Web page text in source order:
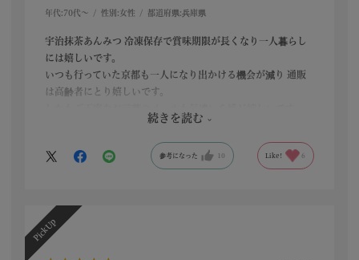
年代: 70代～ 性別: 女性 都道府県:兵庫県
宇治抹茶あんみつ 冷凍保存で賞味期限が長くなり一人暮らし
には嬉しいです。
いつも行っていた京都も一人になり出かける機会が減り 通販
は高齢者にとり嬉しいです。
ありがとうございます。
生水羊羹もたっぷりの量で大好き❤️
続きを読む
参考になった Like! 6